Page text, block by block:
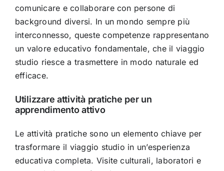
comunicare e collaborare con persone di
background diversi. In un mondo sempre più
interconnesso, queste competenze rappresentano
un valore educativo fondamentale, che il viaggio
studio riesce a trasmettere in modo naturale ed
efficace.
Utilizzare attività pratiche per un
apprendimento attivo
Le attività pratiche sono un elemento chiave per
trasformare il viaggio studio in un’esperienza
educativa completa. Visite culturali, laboratori e